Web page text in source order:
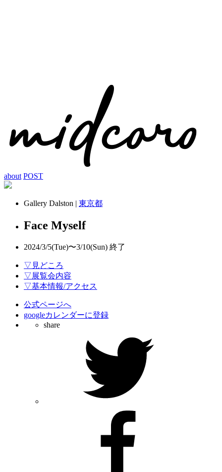
about POST
Gallery Dalston | 東京都
Face Myself
2024/3/5(Tue)〜3/10(Sun) 終了
▽見どころ
▽展覧会内容
▽基本情報/アクセス
公式ページへ
googleカレンダーに登録
share